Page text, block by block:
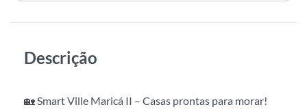
Descrição
🏡 Smart Ville Maricá II – Casas prontas para morar!